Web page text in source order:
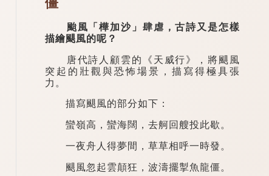
颱風「樺加沙」肆虐，古詩又是怎樣
描繪颶風的呢？
唐代詩人顧雲的《天威行》，將颶風
突起的壯觀與恐怖場景，描寫得極具張
力。
描寫颶風的部分如下：
蠻嶺高，蠻海闊，去舸回艘投此歇。
一夜舟人得夢間，草草相呼一時發。
颶風忽起雲顛狂，波濤擺掣魚龍僵。